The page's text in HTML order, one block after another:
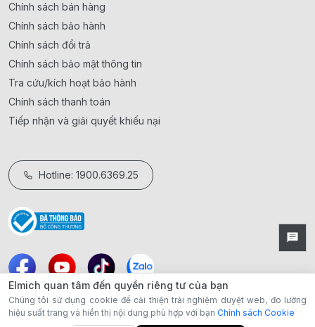
Chính sách bán hàng
Chính sách bảo hành
Chính sách đổi trả
Chính sách bảo mật thông tin
Tra cứu/kích hoạt bảo hành
Chính sách thanh toán
Tiếp nhận và giải quyết khiếu nại
Hotline: 1900.6369.25
Elmich quan tâm đến quyền riêng tư của bạn
Chúng tôi sử dụng cookie để cải thiện trải nghiệm duyệt web, đo lường
hiệu suất trang và hiển thị nội dung phù hợp với bạn Chính sách Cookie